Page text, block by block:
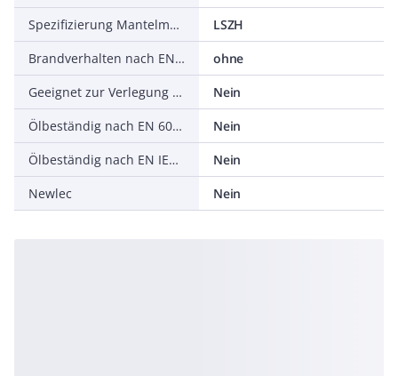
Spezifizierung Mantelmaterial
LSZH
Brandverhalten nach EN 13501-6: Säureentwicklung
ohne
Geeignet zur Verlegung im Erdreich
Nein
Ölbeständig nach EN 60811-2-1
Nein
Ölbeständig nach EN IEC 60811-404
Nein
Newlec
Nein